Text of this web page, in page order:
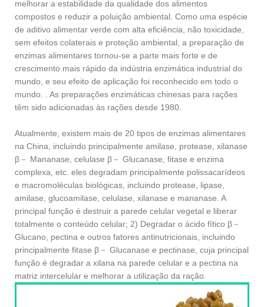
melhorar a estabilidade da qualidade dos alimentos
compostos e reduzir a poluição ambiental. Como uma espécie
de aditivo alimentar verde com alta eficiência, não toxicidade,
sem efeitos colaterais e proteção ambiental, a preparação de
enzimas alimentares tornou-se a parte mais forte e de
crescimento mais rápido da indústria enzimática industrial do
mundo, e seu efeito de aplicação foi reconhecido em todo o
mundo. . As preparações enzimáticas chinesas para rações
têm sido adicionadas às rações desde 1980.
Atualmente, existem mais de 20 tipos de enzimas alimentares
na China, incluindo principalmente amilase, protease, xilanase
β－ Mananase, celulase β－ Glucanase, fitase e enzima
complexa, etc. eles degradam principalmente polissacarídeos
e macromoléculas biológicas, incluindo protease, lipase,
amilase, glucoamilase, celulase, xilanase e mananase. A
principal função é destruir a parede celular vegetal e liberar
totalmente o conteúdo celular; 2) Degradar o ácido fítico β－
Glucano, pectina e outros fatores antinutricionais, incluindo
principalmente fitase β－ Glucanase e pectinase, cuja principal
função é degradar a xilana na parede celular e a pectina na
matriz intercelular e melhorar a utilização da ração.